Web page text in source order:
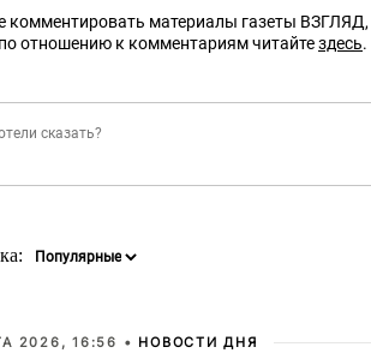
комментировать материалы газеты ВЗГЛЯД,
отношению к комментариям читайтездесь.
2026, 16:56 • НОВОСТИ ДНЯ